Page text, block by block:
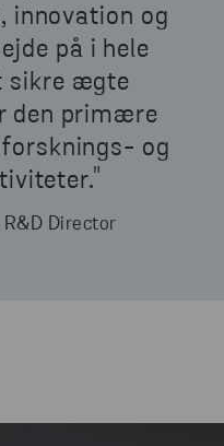
innovation og
på i hele
sikre ægte
den primære
og
Director